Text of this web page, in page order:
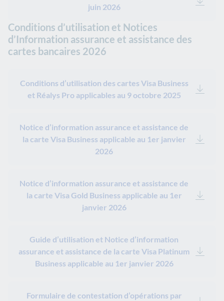
juin 2026
Conditions d’utilisation et Notices
d’Information assurance et assistance des
cartes bancaires 2026
Conditions d’utilisation des cartes Visa Business
et Réalys Pro applicables au 9 octobre 2025
Notice d’information assurance et assistance de
la carte Visa Business applicable au 1er janvier
2026
Notice d’information assurance et assistance de
la carte Visa Gold Business applicable au 1er
janvier 2026
Guide d’utilisation et Notice d’information
assurance et assistance de la carte Visa Platinum
Business applicable au 1er janvier 2026
Formulaire de contestation d’opérations par